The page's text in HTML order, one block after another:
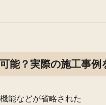
能？実際の施工事例
能などが省略された